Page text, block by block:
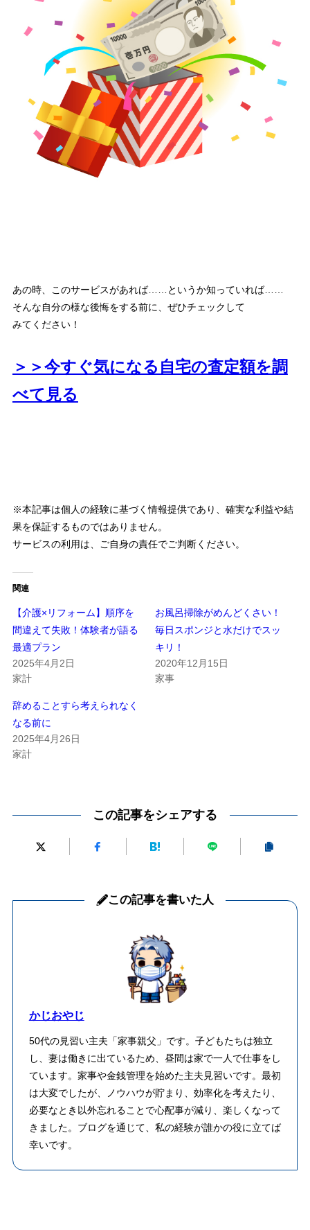
あの時、このサービスがあれば……というか知っていれば……
そんな自分の様な後悔をする前に、ぜひチェックして
みてください！
＞＞今すぐ気になる自宅の査定額を調
べて見る
※本記事は個人の経験に基づく情報提供であり、確実な利益や結
果を保証するものではありません。
サービスの利用は、ご自身の責任でご判断ください。
関連
【介護×リフォーム】順序を
間違えて失敗！体験者が語る
最適プラン
2025年4月2日
家計
お風呂掃除がめんどくさい！
毎日スポンジと水だけでスッ
キリ！
2020年12月15日
家事
辞めることすら考えられなく
なる前に
2025年4月26日
家計
この記事をシェアする
この記事を書いた人
かじおやじ
50代の見習い主夫「家事親父」です。子どもたちは独立
し、妻は働きに出ているため、昼間は家で一人で仕事をし
ています。家事や金銭管理を始めた主夫見習いです。最初
は大変でしたが、ノウハウが貯まり、効率化を考えたり、
必要なとき以外忘れることで心配事が減り、楽しくなって
きました。ブログを通じて、私の経験が誰かの役に立てば
幸いです。